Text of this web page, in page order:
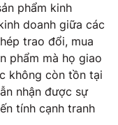
phẩm kinh
doanh giữa các
trao đổi, mua
phẩm mà họ giao
không còn tồn tại
nhận được sự
tính cạnh tranh